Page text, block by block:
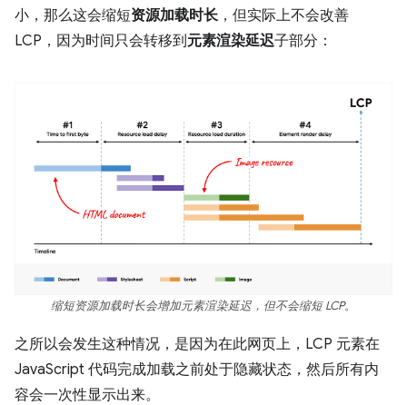
小，那么这会缩短资源加载时长 ，但实际上不会改善
LCP，因为时间只会转移到元素渲染延迟子部分：
缩短资源加载时长会增加元素渲染延迟，但不会缩短 LCP。
之所以会发生这种情况，是因为在此网页上，LCP 元素在
JavaScript 代码完成加载之前处于隐藏状态，然后所有内
容会一次性显示出来。